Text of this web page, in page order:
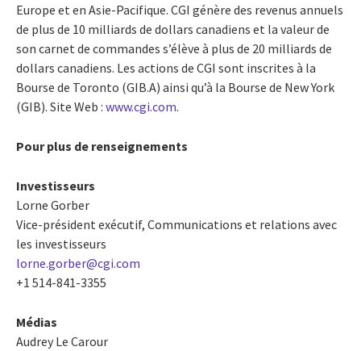
Europe et en Asie-Pacifique. CGI génère des revenus annuels
de plus de 10 milliards de dollars canadiens et la valeur de
son carnet de commandes s’élève à plus de 20 milliards de
dollars canadiens. Les actions de CGI sont inscrites à la
Bourse de Toronto (GIB.A) ainsi qu’à la Bourse de New York
(GIB). Site Web : www.cgi.com.
Pour plus de renseignements
Investisseurs
Lorne Gorber
Vice-président exécutif, Communications et relations avec
les investisseurs
lorne.gorber@cgi.com
+1 514-841-3355
Médias
Audrey Le Carour